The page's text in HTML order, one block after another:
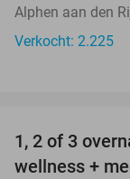
Alphen aan den
Verkocht: 2.225
TODAY
1, 2 of 3
wellness +